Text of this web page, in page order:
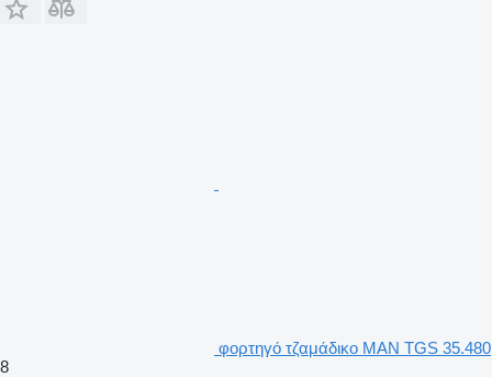
φορτηγό τζαμάδικο MAN TGS 35.480
8